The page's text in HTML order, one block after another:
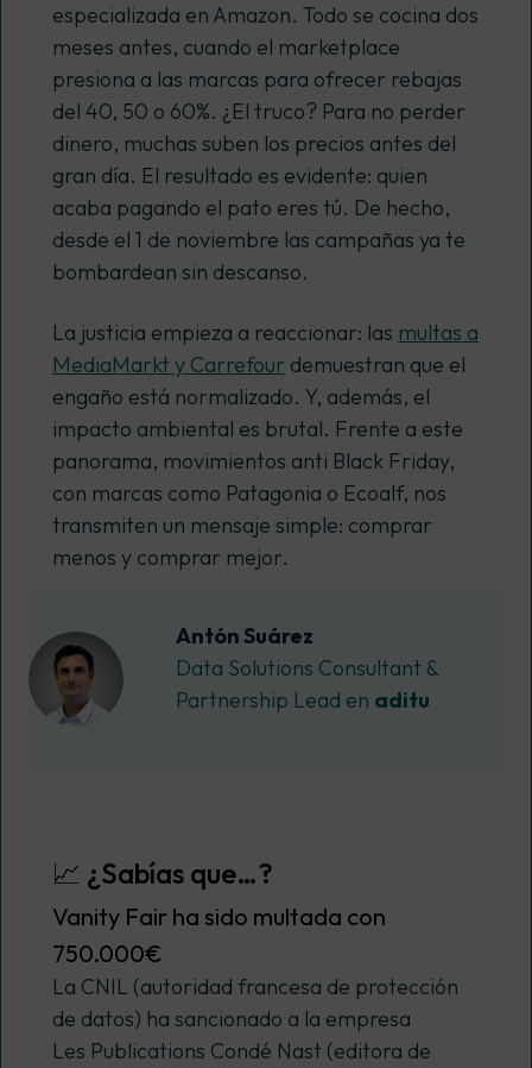
especializada en Amazon. Todo se cocina dos
meses antes, cuando el marketplace
presiona a las marcas para ofrecer rebajas
del 40, 50 o 60%. ¿El truco? Para no perder
dinero, muchas suben los precios antes del
gran día. El resultado es evidente: quien
acaba pagando el pato eres tú. De hecho,
desde el 1 de noviembre las campañas ya te
bombardean sin descanso.
La justicia empieza a reaccionar: las multas a
MediaMarkt y Carrefour demuestran que el
engaño está normalizado. Y, además, el
impacto ambiental es brutal. Frente a este
panorama, movimientos anti Black Friday,
con marcas como Patagonia o Ecoalf, nos
transmiten un mensaje simple: comprar
menos y comprar mejor.
Antón Suárez
Data Solutions Consultant &
Partnership Lead en aditu
📈 ¿Sabías que…?
Vanity Fair ha sido multada con
750.000€
La CNIL (autoridad francesa de protección
de datos) ha sancionado a la empresa
Les Publications Condé Nast (editora de